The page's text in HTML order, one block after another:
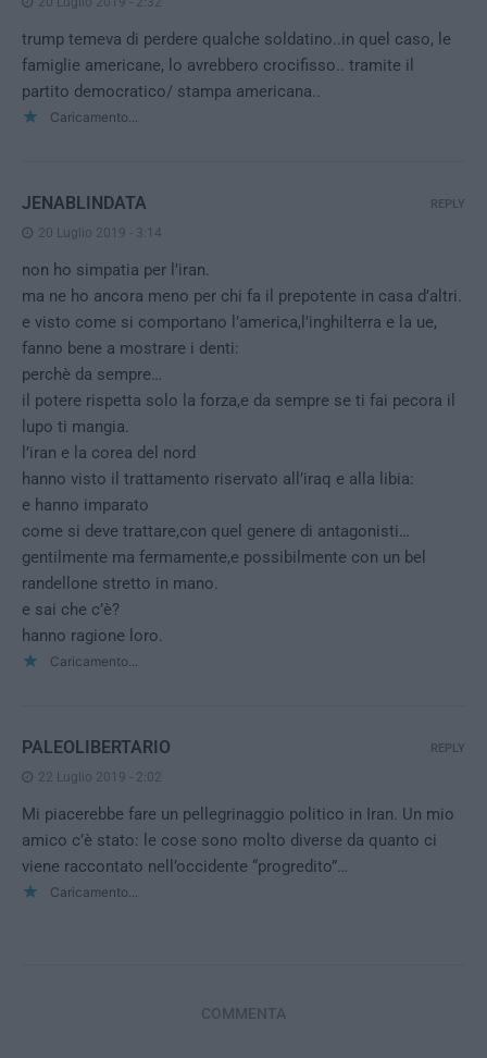
trump temeva di perdere qualche soldatino..in quel caso, le
famiglie americane, lo avrebbero crocifisso.. tramite il
partito democratico/ stampa americana..
Caricamento...
JENABLINDATA
20 Luglio 2019 - 3:14
non ho simpatia per l’iran.
ma ne ho ancora meno per chi fa il prepotente in casa d’altri.
e visto come si comportano l’america,l’inghilterra e la ue,
fanno bene a mostrare i denti:
perchè da sempre…
il potere rispetta solo la forza,e da sempre se ti fai pecora il
lupo ti mangia.
l’iran e la corea del nord
hanno visto il trattamento riservato all’iraq e alla libia:
e hanno imparato
come si deve trattare,con quel genere di antagonisti…
gentilmente ma fermamente,e possibilmente con un bel
randellone stretto in mano.
e sai che c’è?
hanno ragione loro.
Caricamento...
REPLY
PALEOLIBERTARIO
22 Luglio 2019 - 2:02
Mi piacerebbe fare un pellegrinaggio politico in Iran. Un mio
amico c’è stato: le cose sono molto diverse da quanto ci
viene raccontato nell’occidente “progredito”…
Caricamento...
REPLY
COMMENTA